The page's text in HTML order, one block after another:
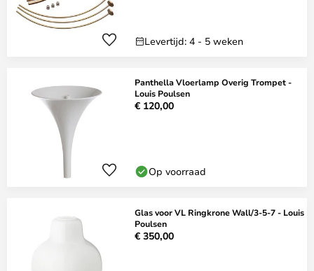
Levertijd: 4 - 5 weken
Panthella Vloerlamp Overig Trompet -
Louis Poulsen
€ 120,00
Op voorraad
Glas voor VL Ringkrone Wall/3-5-7 - Louis
Poulsen
€ 350,00